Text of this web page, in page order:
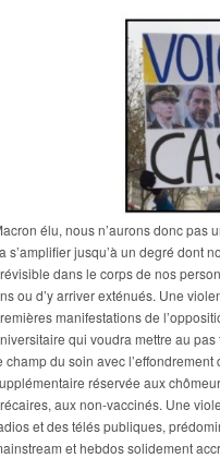
élu, nous n’aurons donc pas
s’amplifier jusqu’à un degré dont
dans le corps de nos
ou d’y arriver exténués. Une
manifestations de
qui voudra mettre au
champ du soin avec
réservée aux
aux non-vaccinés. Une
et des télés publiques,
et hebdos solidement